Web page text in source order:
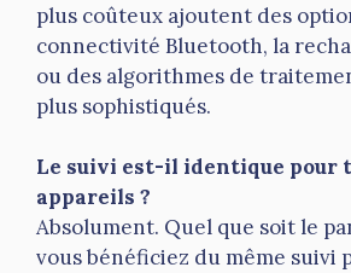
plus coûteux ajoutent des
connectivité Bluetooth, la
ou des algorithmes de
plus sophistiqués.
Le suivi est-il identique pour
appareils ?
Absolument. Quel que soit le
vous bénéficiez du même suivi